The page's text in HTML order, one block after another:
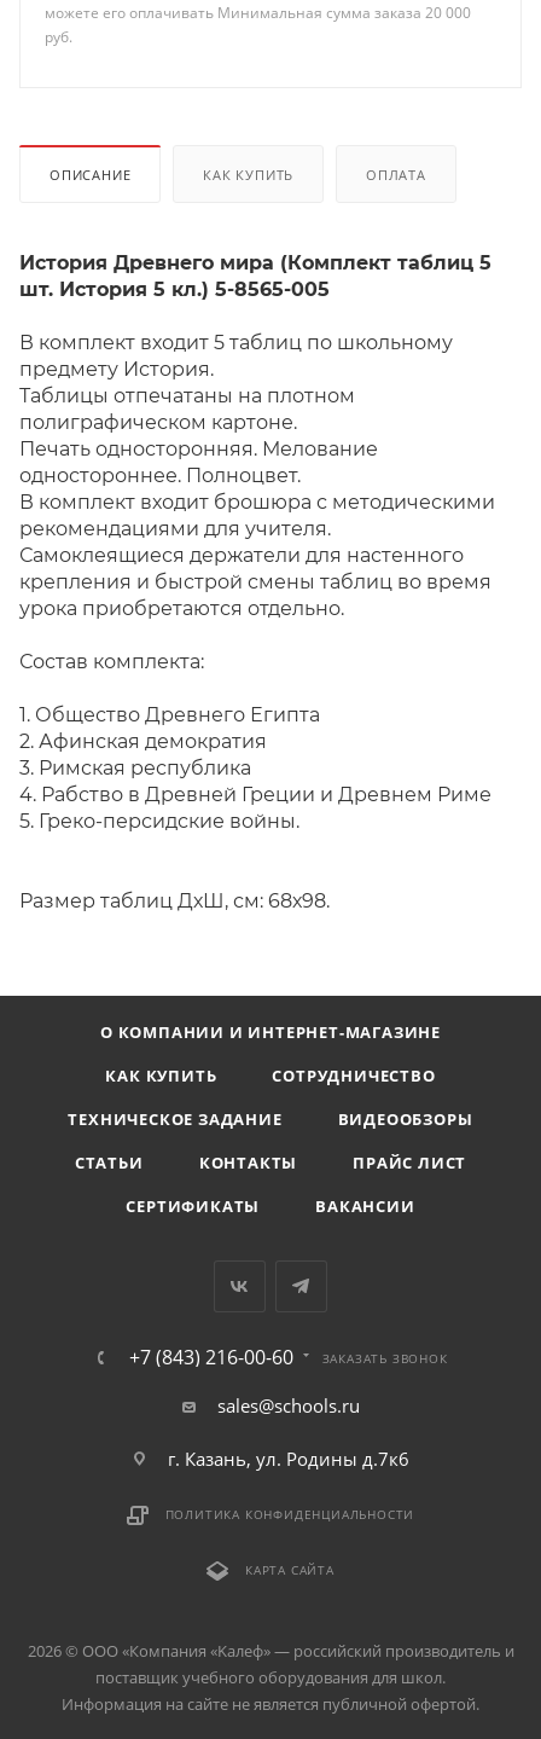
можете его оплачивать Минимальная сумма заказа 20 000
руб.
ОПИСАНИЕ КАК КУПИТЬ ОПЛАТА
История Древнего мира (Комплект таблиц 5
шт. История 5 кл.) 5-8565-005
В комплект входит 5 таблиц по школьному
предмету История.
Таблицы отпечатаны на плотном
полиграфическом картоне.
Печать односторонняя. Мелование
одностороннее. Полноцвет.
В комплект входит брошюра с методическими
рекомендациями для учителя.
Самоклеящиеся держатели для настенного
крепления и быстрой смены таблиц во время
урока приобретаются отдельно.
Состав комплекта:
1. Общество Древнего Египта
2. Афинская демократия
3. Римская республика
4. Рабство в Древней Греции и Древнем Риме
5. Греко-персидские войны.
Размер таблиц ДхШ, см: 68х98.
О КОМПАНИИ И ИНТЕРНЕТ-МАГАЗИНЕ
КАК КУПИТЬ
СОТРУДНИЧЕСТВО
ТЕХНИЧЕСКОЕ ЗАДАНИЕ
ВИДЕООБЗОРЫ
СТАТЬИ
КОНТАКТЫ
ПРАЙС ЛИСТ
СЕРТИФИКАТЫ
ВАКАНСИИ
+7 (843) 216-00-60 ЗАКАЗАТЬ ЗВОНОК
sales@schools.ru
г. Казань, ул. Родины д.7к6
ПОЛИТИКА КОНФИДЕНЦИАЛЬНОСТИ
КАРТА САЙТА
2026 © ООО «Компания «Kалеф» — российский производитель и
поставщик учебного оборудования для школ.
Информация на сайте не является публичной офертой.